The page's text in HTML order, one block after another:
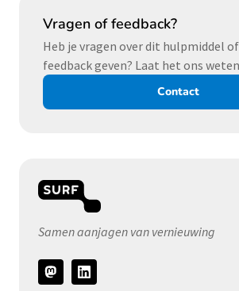
Vragen of feedback?
Heb je vragen over dit hulpmiddel
feedback geven? Laat het ons
Contact
Samen aanjagen van vernieuwing
Volg
ons